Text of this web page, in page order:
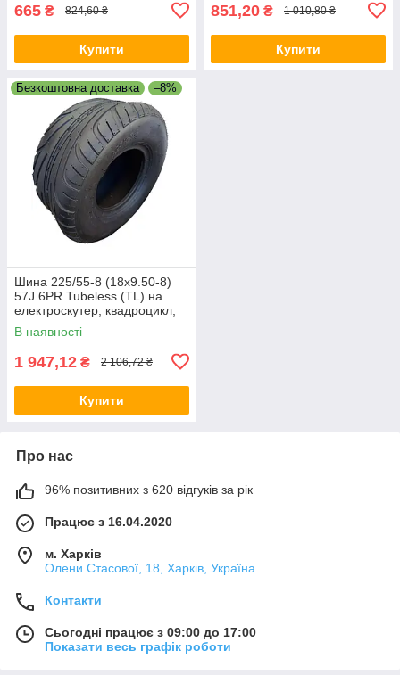
665 ₴ 824,60 ₴
Купити
851,20 ₴ 1 010,80 ₴
Купити
Безкоштовна доставка –8%
Шина 225/55-8 (18x9.50-8)
57J 6PR Tubeless (TL) на
електроскутер, квадроцикл,
багі
В наявності
1 947,12 ₴ 2 106,72 ₴
Купити
Про нас
96% позитивних з 620 відгуків за рік
Працює з 16.04.2020
м. Харків
Олени Стасової, 18, Харків, Україна
Контакти
Сьогодні працює з 09:00 до 17:00
Показати весь графік роботи